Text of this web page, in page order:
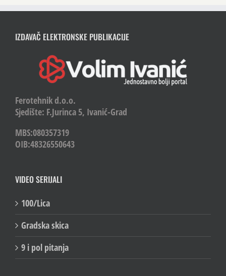
IZDAVAČ ELEKTRONSKE PUBLIKACIJE
Ferotehnik d.o.o.
Sjedište: F.Jurinca 5, Ivanić-Grad
MBS:080357319
OIB:48326550643
VIDEO SERIJALI
100/Lica
Gradska skica
9 i pol pitanja